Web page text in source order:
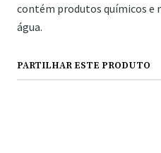
contém produtos químicos e
água.
PARTILHAR ESTE PRODUTO